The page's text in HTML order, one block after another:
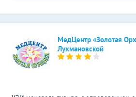
МедЦентр «Золотая
Лухмановской